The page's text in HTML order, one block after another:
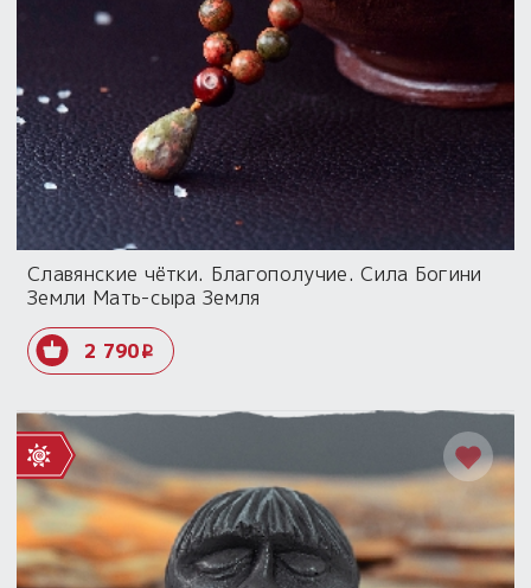
Славянские чётки. Благополучие. Сила Богини
Земли Мать-сыра Земля
2 790i